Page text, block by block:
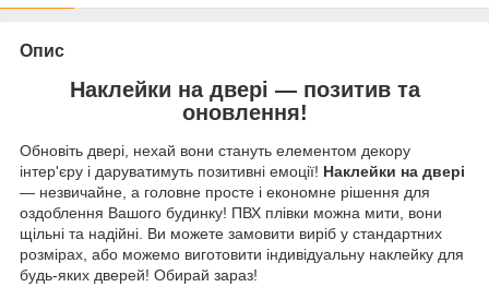
Опис
Наклейки на двері — позитив та
оновлення!
Обновіть двері, нехай вони стануть елементом декору
інтер'єру і даруватимуть позитивні емоції! Наклейки на двері
— незвичайне, а головне просте і економне рішення для
оздоблення Вашого будинку! ПВХ плівки можна мити, вони
щільні та надійні. Ви можете замовити виріб у стандартних
розмірах, або можемо виготовити індивідуальну наклейку для
будь-яких дверей! Обирай зараз!